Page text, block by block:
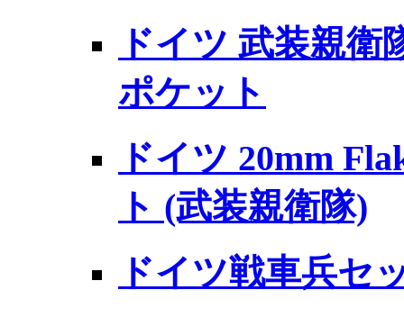
ドイツ 武装親
ポケット
ドイツ 20mm
ト (武装親衛隊)
ドイツ戦車兵セ